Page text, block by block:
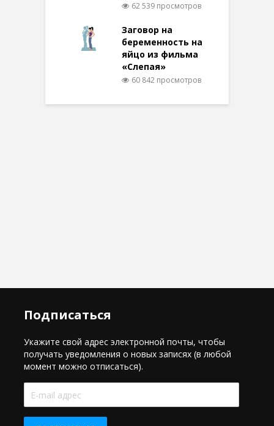
62 539 просмотров
Заговор на
беременность на
яйцо из фильма
«Слепая»
60 842 просмотров
Подписаться
Укажите свой адрес электронной почты, чтобы
получать уведомления о новых записях (в любой
момент можно отписаться).
mail